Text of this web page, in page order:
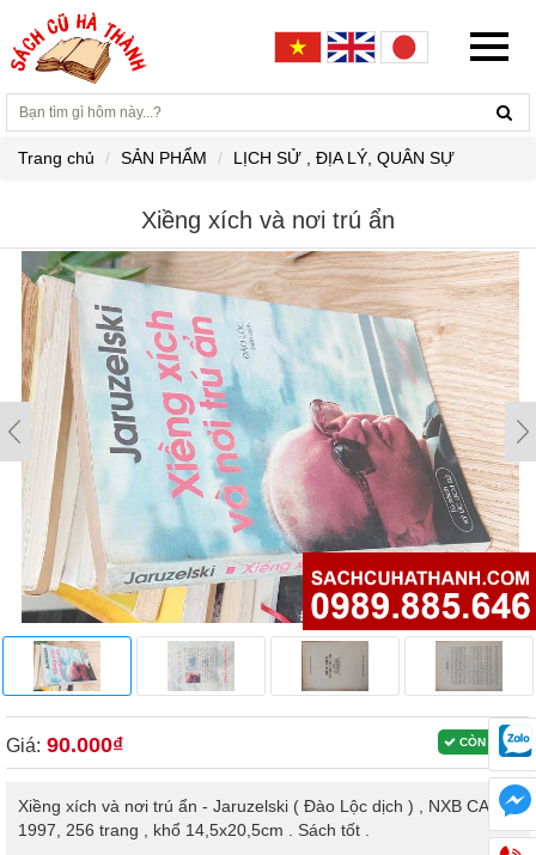
Trang chủ SẢN PHẨM LỊCH SỬ , ĐỊA LÝ, QUÂN SỰ
Xiềng xích và nơi trú ẩn
CÒN HÀNG
Giá: 90.000₫
Xiềng xích và nơi trú ẩn - Jaruzelski ( Đào Lộc dịch ) , NXB CAND
1997, 256 trang , khổ 14,5x20,5cm . Sách tốt .